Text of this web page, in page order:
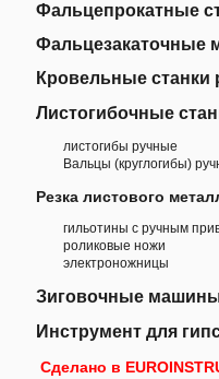
Фальцепрокатные
Фальцезакаточные
Кровельные станки
Листогибочные
листогибы ручные
Вальцы (круглогибы)
Резка листового
гильотины с ручным
роликовые ножи
электроножницы
Зиговочные
Инструмент для
Сделано в